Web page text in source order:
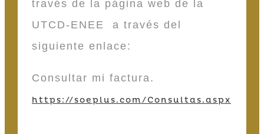
través de la página web de la
UTCD-ENEE a través del
siguiente enlace:
Consultar mi factura.
https://soeplus.com/Consultas.aspx